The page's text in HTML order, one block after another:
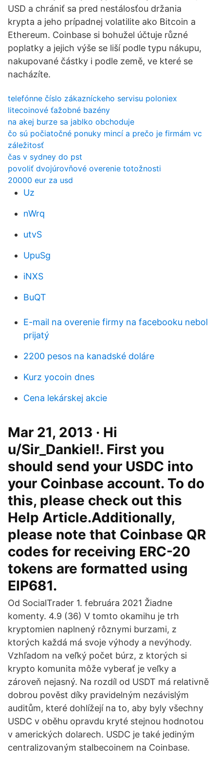
USD a chrániť sa pred nestálosťou držania
krypta a jeho prípadnej volatilite ako Bitcoin a
Ethereum. Coinbase si bohužel účtuje různé
poplatky a jejich výše se liší podle typu nákupu,
nakupované částky i podle země, ve které se
nacházíte.
telefónne číslo zákazníckeho servisu poloniex
litecoinové ťažobné bazény
na akej burze sa jablko obchoduje
čo sú počiatočné ponuky mincí a prečo je firmám vc
záležitosť
čas v sydney do pst
povoliť dvojúrovňové overenie totožnosti
20000 eur za usd
Uz
nWrq
utvS
UpuSg
iNXS
BuQT
E-mail na overenie firmy na facebooku nebol
prijatý
2200 pesos na kanadské doláre
Kurz yocoin dnes
Cena lekárskej akcie
Mar 21, 2013 · Hi
u/Sir_Dankiel!. First you
should send your USDC into
your Coinbase account. To do
this, please check out this
Help Article.Additionally,
please note that Coinbase QR
codes for receiving ERC-20
tokens are formatted using
EIP681.
Od SocialTrader 1. februára 2021 Žiadne
komenty. 4.9 (36) V tomto okamihu je trh
kryptomien naplnený rôznymi burzami, z
ktorých každá má svoje výhody a nevýhody.
Vzhľadom na veľký počet búrz, z ktorých si
krypto komunita môže vyberať je veľky a
zároveň nejasný. Na rozdíl od USDT má relativně
dobrou pověst díky pravidelným nezávislým
auditům, které dohlížejí na to, aby byly všechny
USDC v oběhu opravdu kryté stejnou hodnotou
v amerických dolarech. USDC je také jediným
centralizovaným stalbecoinem na Coinbase.